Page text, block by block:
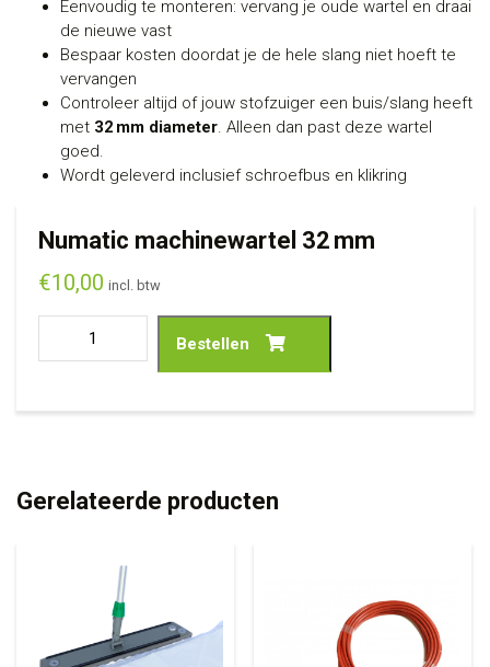
Eenvoudig te monteren: vervang je oude wartel en draai
de nieuwe vast
Bespaar kosten doordat je de hele slang niet hoeft te
vervangen
Controleer altijd of jouw stofzuiger een buis/slang heeft
met 32 mm diameter . Alleen dan past deze wartel
goed.
Wordt geleverd inclusief schroefbus en klikring
Numatic machinewartel 32 mm
€10,00 incl. btw
Bestellen
Gerelateerde producten